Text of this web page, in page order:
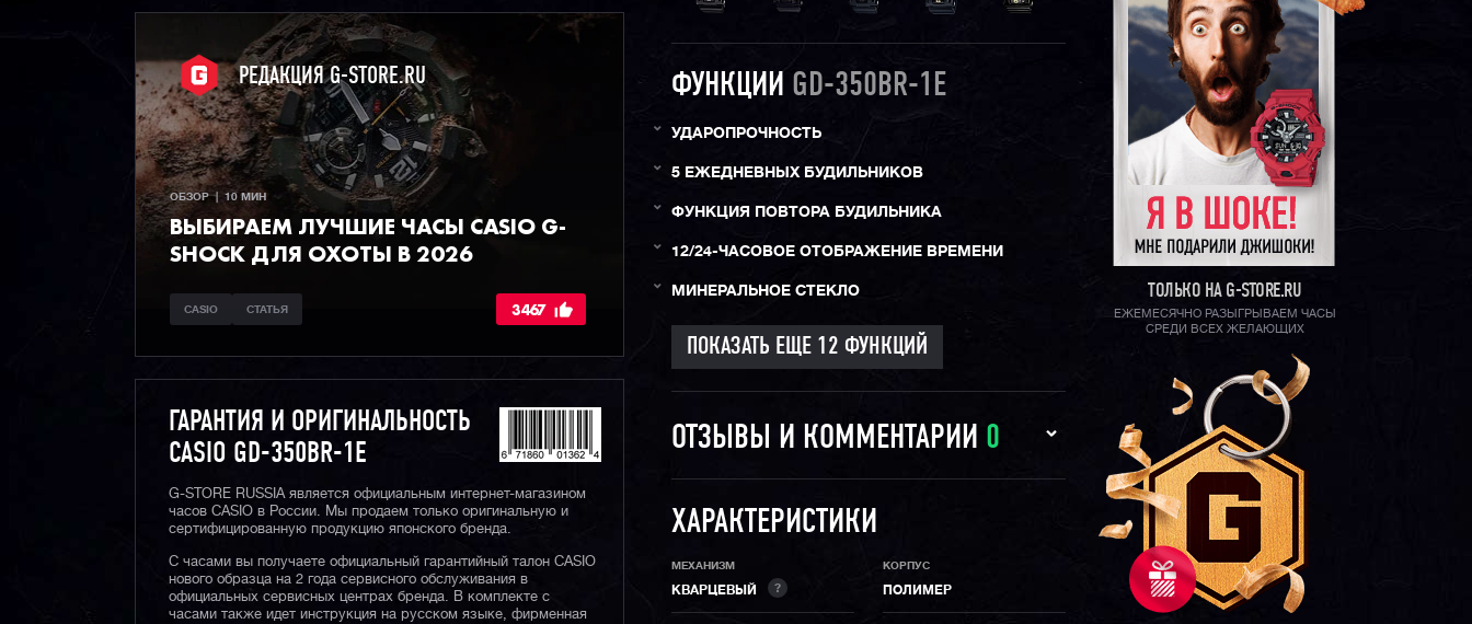
РЕДАКЦИЯ G-STORE.RU
ОБЗОР  |  10 МИН
ВЫБИРАЕМ ЛУЧШИЕ ЧАСЫ СASIO G-
SHOCK ДЛЯ ОХОТЫ В 2026
CASIO СТАТЬЯ 3467
ГАРАНТИЯ И ОРИГИНАЛЬНОСТЬ
CASIO GD-350BR-1E
G-STORE RUSSIA является официальным интернет-магазином
часов CASIO в России. Мы продаем только оригинальную и
сертифицированную продукцию японского бренда.
С часами вы получаете официальный гарантийный талон CASIO
нового образца на 2 года сервисного обслуживания в
официальных сервисных центрах бренда. В комплекте с
часами также идет инструкция на русском языке, фирменная
ФУНКЦИИ GD-350BR-1E
УДАРОПРОЧНОСТЬ
5 ЕЖЕДНЕВНЫХ БУДИЛЬНИКОВ
ФУНКЦИЯ ПОВТОРА БУДИЛЬНИКА
12/24-ЧАСОВОЕ ОТОБРАЖЕНИЕ ВРЕМЕНИ
МИНЕРАЛЬНОЕ СТЕКЛО
ОТЗЫВЫ И КОММЕНТАРИИ 0
ХАРАКТЕРИСТИКИ
МЕХАНИЗМ
КВАРЦЕВЫЙ ?
КОРПУС
ПОЛИМЕР
ТОЛЬКО НА G-STORE.RU
ЕЖЕМЕСЯЧНО РАЗЫГРЫВАЕМ ЧАСЫ
СРЕДИ ВСЕХ ЖЕЛАЮЩИХ